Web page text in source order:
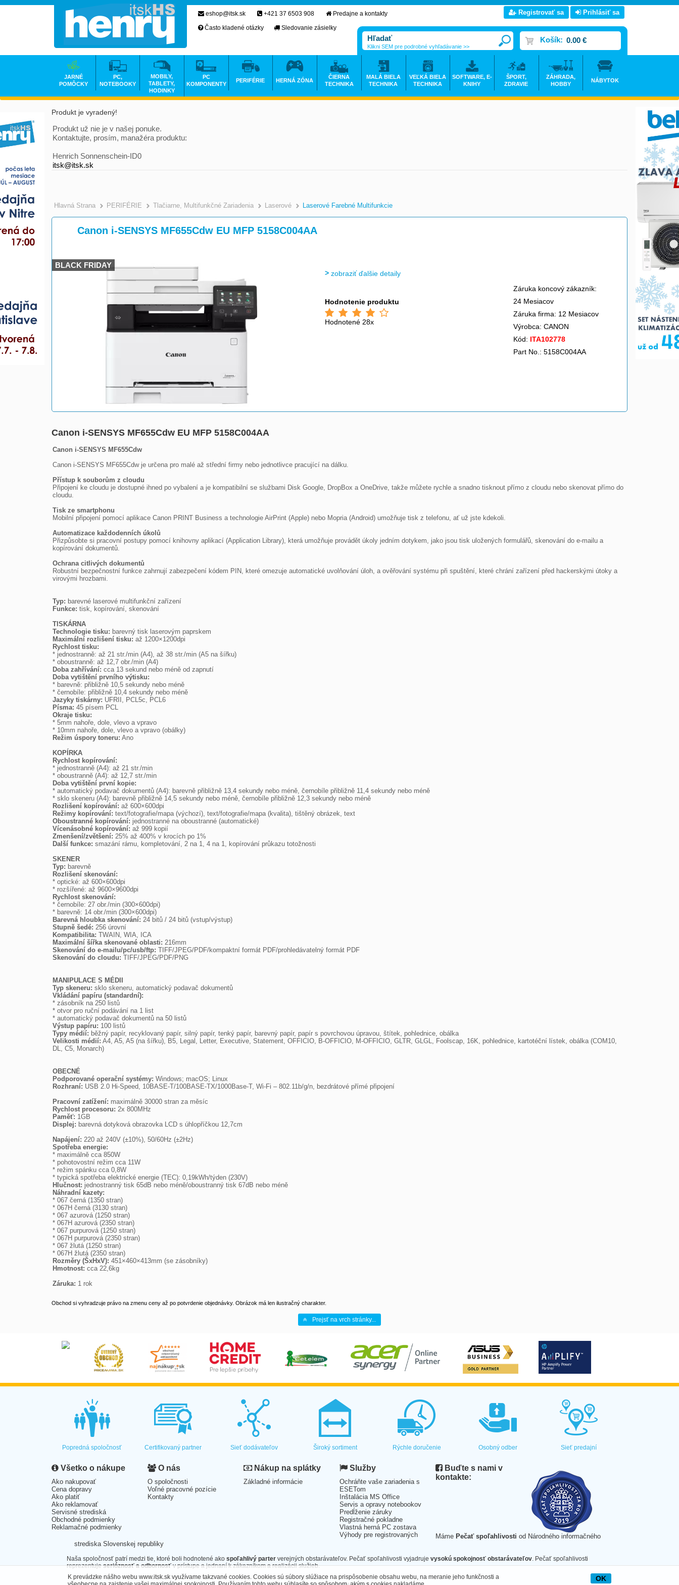
Produkt je vyradený!
Produkt už nie je v našej ponuke.
Kontaktujte, prosím, manažéra produktu:
Henrich Sonnenschein-ID0
itsk@itsk.sk
Hlavná Strana >
PERIFÉRIE >
Tlačiarne, Multifunkčné Zariadenia >
Laserové >
Laserové Farebné Multifunkcie
Canon i-SENSYS MF655Cdw EU MFP 5158C004AA
BLACK FRIDAY
zobraziť ďalšie detaily
Hodnotenie produktu
Hodnotené 28x
Záruka koncový zákazník:
24 Mesiacov
Záruka firma: 12 Mesiacov
Výrobca: CANON
Kód: ITA102778
Part No.: 5158C004AA
Canon i-SENSYS MF655Cdw EU MFP 5158C004AA
Canon i-SENSYS MF655Cdw
Canon i-SENSYS MF655Cdw je určena pro malé až střední firmy nebo jednotlivce pracující na dálku.
Přístup k souborům z cloudu
Připojení ke cloudu je dostupné ihned po vybalení a je kompatibilní se službami Disk Google, DropBox a OneDrive, takže můžete rychle a snadno tisknout přímo z cloudu nebo skenovat přímo do
cloudu.
Tisk ze smartphonu
Mobilní připojení pomocí aplikace Canon PRINT Business a technologie AirPrint (Apple) nebo Mopria (Android) umožňuje tisk z telefonu, ať už jste kdekoli.
Automatizace každodenních úkolů
Přizpůsobte si pracovní postupy pomocí knihovny aplikací (Application Library), která umožňuje provádět úkoly jedním dotykem, jako jsou tisk uložených formulářů, skenování do e-mailu a
kopírování dokumentů.
Ochrana citlivých dokumentů
Robustní bezpečnostní funkce zahrnují zabezpečení kódem PIN, které omezuje automatické uvolňování úloh, a ověřování systému při spuštění, které chrání zařízení před hackerskými útoky a
virovými hrozbami.
Typ:
Funkce: tisk, kopírování, skenování
TISKÁRNA
Technologie tisku:
Maximální rozlišení tisku:
Rychlost tisku:
* jednostranně: až 21 str./min (A4), až 38 str./min (A5 na šířku)
Doba zahřívání:
Doba vytištění prvního výtisku:
* barevně: přibližně 10,5 sekundy nebo méně
Jazyky tiskárny:
Písma:
Okraje tisku:
* 5mm nahoře, dole, vlevo a vpravo
Režim úspory toneru: Ano
KOPÍRKA
Rychlost kopírování:
* jednostranně (A4): až 21 str./min
Doba vytištění první kopie:
* automatický podavač dokumentů (A4): barevně přibližně 13,4 sekundy nebo méně, černobíle přibližně 11,4 sekundy nebo méně
Rozlišení kopírování:
Režimy kopírování:
Oboustranné kopírování:
Vícenásobné kopírování:
Zmenšení/zvětšení:
Další funkce: smazání rámu, kompletování, 2 na 1, 4 na 1, kopírování průkazu totožnosti
SKENER
Typ:
Rozlišení skenování:
* optické: až 600×600dpi
Rychlost skenování:
* černobíle: 27 obr./min (300×600dpi)
Barevná hloubka skenování:
Stupně šedé:
Kompatibilita:
Maximální šířka skenované oblasti:
Skenování do e-mailu/pc/usb/ftp:
Skenování do cloudu: TIFF/JPEG/PDF/PNG
MANIPULACE S MÉDII
Typ skeneru:
Vkládání papíru (standardní):
* zásobník na 250 listů
* otvor pro ruční podávání na 1 list
Výstup papíru:
Typy médií:
Velikosti médií: A4, A5, A5 (na šířku), B5, Legal, Letter, Executive, Statement, OFFICIO, B-OFFICIO, M-OFFICIO, GLTR, GLGL, Foolscap, 16K, pohlednice, kartotéční lístek, obálka (COM10,
DL, C5, Monarch)
OBECNÉ
Podporované operační systémy:
Rozhraní: USB 2.0 Hi-Speed, 10BASE-T/100BASE-TX/1000Base-T, Wi-Fi – 802.11b/g/n, bezdrátové přímé připojení
Pracovní zatížení:
Rychlost procesoru:
Paměť:
Displej: barevná dotyková obrazovka LCD s úhlopříčkou 12,7cm
Napájení:
Spotřeba energie:
* maximálně cca 850W
* pohotovostní režim cca 11W
* režim spánku cca 0,8W
Hlučnost:
Náhradní kazety:
* 067 černá (1350 stran)
* 067H černá (3130 stran)
* 067 azurová (1250 stran)
* 067H azurová (2350 stran)
* 067 purpurová (1250 stran)
* 067H purpurová (2350 stran)
* 067 žlutá (1250 stran)
Rozměry (ŠxHxV):
Hmotnost: cca 22,6kg
Záruka: 1 rok
Obchod si vyhradzuje právo na zmenu ceny až po potvrdenie objednávky. Obrázok má len ilustračný charakter.
Prejsť na vrch stránky...
eshop@itsk.sk +421 37 6503 908
Predajne a kontakty
Často kladené otázky
Sledovanie zásielky
Registrovať sa Prihlásiť sa
Košík: 0.00 €
Klikni SEM pre podrobné vyhľadávanie >>
JARNÉ
POMÔCKY
PC,
NOTEBOOKY
MOBILY,
TABLETY,
HODINKY
PC
KOMPONENTY
PERIFÉRIE HERNÁ ZÓNA
ČIERNA
TECHNIKA
MALÁ BIELA
TECHNIKA
VEĽKÁ BIELA
TECHNIKA
SOFTWARE, E-
KNIHY
ŠPORT,
ZDRAVIE
ZÁHRADA,
HOBBY
NÁBYTOK
Popredná spoločnosť Certifikovaný partner Sieť dodávateľov Široký sortiment Rýchle doručenie Osobný odber Sieť predajní
Všetko o nákupe
Ako nakupovať
Cena dopravy
Ako platiť
Ako reklamovať
Servisné strediská
Obchodné podmienky
Reklamačné podmienky
O nás
O spoločnosti
Voľné pracovné pozície
Kontakty
Nákup na splátky
Základné informácie
Služby
Ochráňte vaše zariadenia s
ESETom
Inštalácia MS Office
Servis a opravy notebookov
Predĺženie záruky
Registračné pokladne
Vlastná herná PC zostava
Výhody pre registrovaných
Buďte s nami v
kontakte:
Máme Pečať spoľahlivosti od Národného informačného
strediska Slovenskej republiky
Naša spoločnosť patrí medzi tie, ktoré boli hodnotené ako spoľahlivý parter verejných obstarávateľov. Pečať spoľahlivosti vyjadruje vysokú spokojnosť obstarávateľov. Pečať spoľahlivosti
reprezentujeserióznosť a odbornosťv prístupe a jednaní k zákazníkom a realizácii služieb.
K prevádzke nášho webu www.itsk.sk využívame takzvané cookies. Cookies sú súbory slúžiace na prispôsobenie obsahu webu, na meranie jeho funkčnosti a
OK